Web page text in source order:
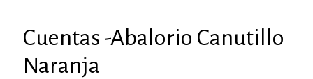
Cuentas -Abalorio Canutillo
Naranja